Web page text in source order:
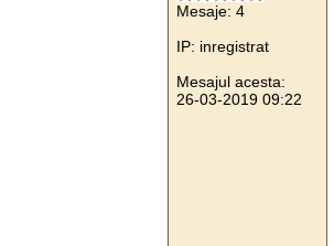
Mesaje: 4
IP: inregistrat
Mesajul acesta:
26-03-2019 09:22